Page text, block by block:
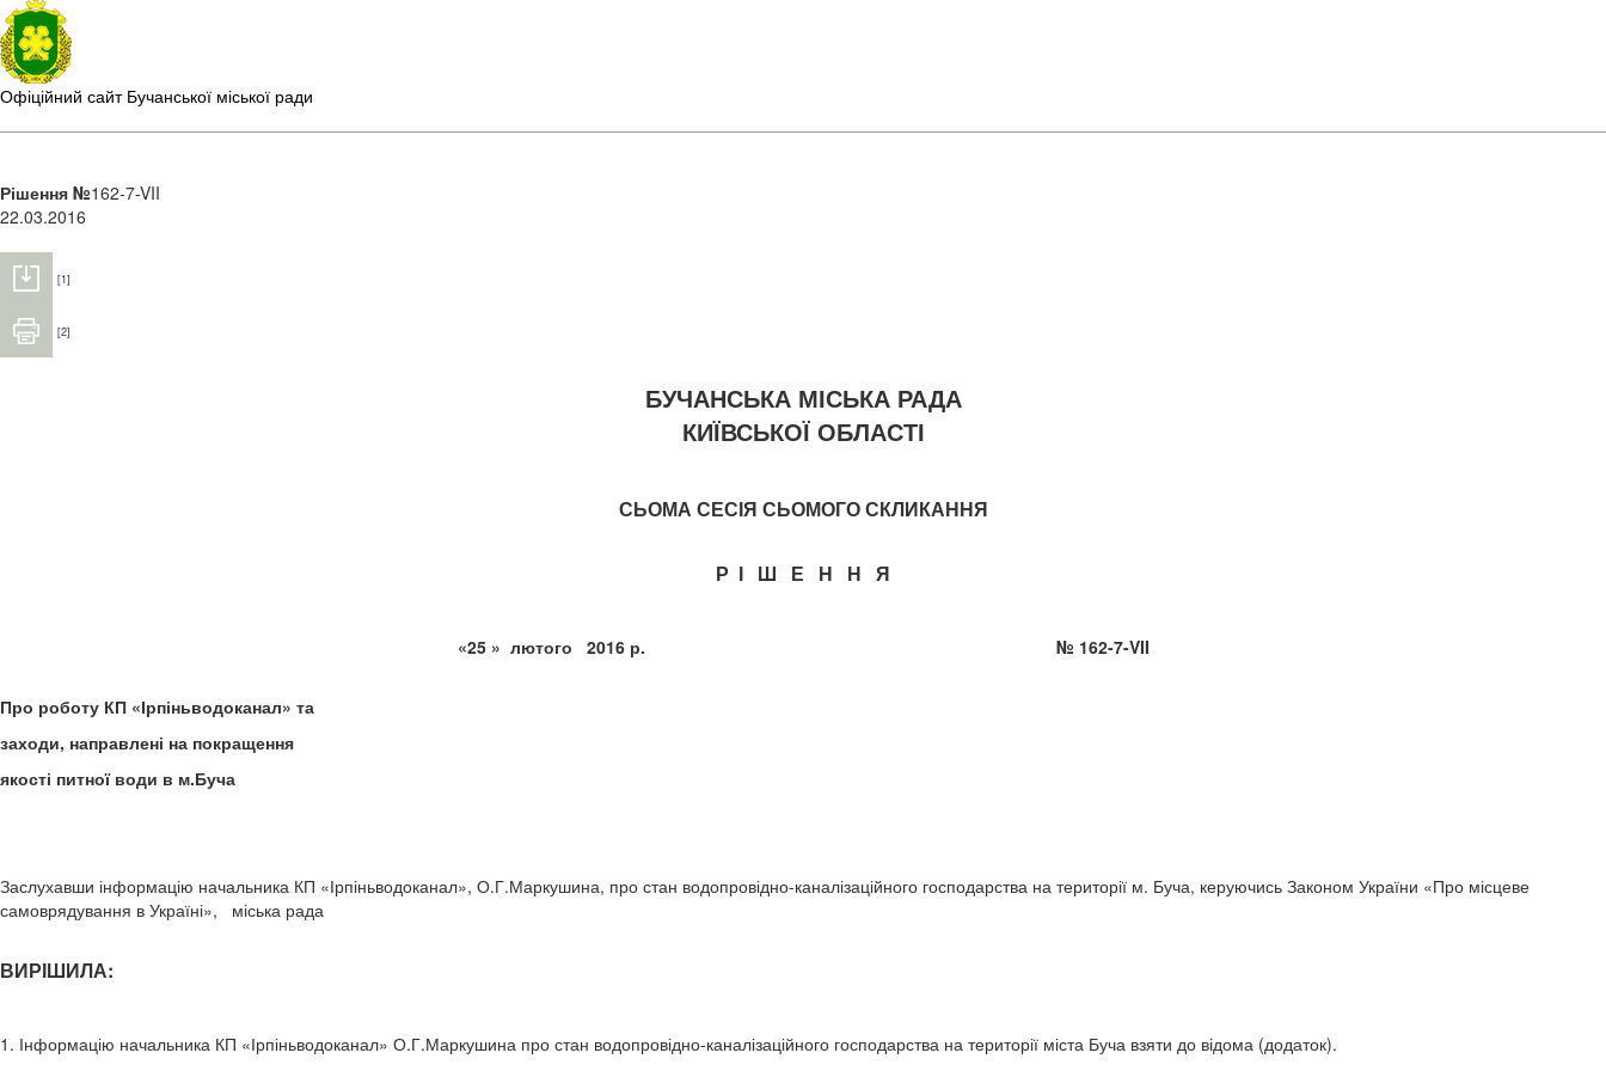
Офіційний сайт Бучанської міської ради
Рішення №162-7-VII
22.03.2016
[1]
[2]
БУЧАНСЬКА МІСЬКА РАДА
КИЇВСЬКОЇ ОБЛАСТІ
СЬОМА СЕСІЯ СЬОМОГО СКЛИКАННЯ
Р І Ш Е Н Н Я
«25 » лютого 2016 р. № 162-7-VII
Про роботу КП «Ірпіньводоканал» та
заходи, направлені на покращення
якості питної води в м.Буча
Заслухавши інформацію начальника КП «Ірпіньводоканал», О.Г.Маркушина, про стан водопровідно-каналізаційного господарства на території м. Буча, керуючись Законом України «Про місцеве
самоврядування в Україні», міська рада
ВИРІШИЛА:
1. Інформацію начальника КП «Ірпіньводоканал» О.Г.Маркушина про стан водопровідно-каналізаційного господарства на території міста Буча взяти до відома (додаток).